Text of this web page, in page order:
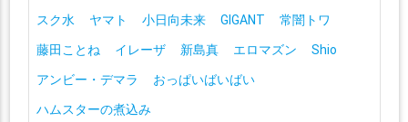
スク水
ヤマト 小日向未来 GIGANT
常闇トワ
藤田ことね
イレーザ 新島真 エロマズン
Shio
アンビー・デマラ
おっぱいばいばい
ハムスターの煮込み